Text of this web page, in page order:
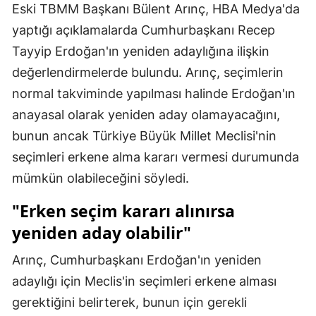
İstanbul
İzmir
Kastamonu
Kayseri
Kırşehir
Konya
Kütahya
Eski TBMM Başkanı Bülent Arınç, HBA Medya'da
yaptığı açıklamalarda Cumhurbaşkanı Recep
Tayyip Erdoğan'ın yeniden adaylığına ilişkin
değerlendirmelerde bulundu. Arınç, seçimlerin
normal takviminde yapılması halinde Erdoğan'ın
anayasal olarak yeniden aday olamayacağını,
bunun ancak Türkiye Büyük Millet Meclisi'nin
seçimleri erkene alma kararı vermesi durumunda
mümkün olabileceğini söyledi.
"Erken seçim kararı alınırsa
yeniden aday olabilir"
Arınç, Cumhurbaşkanı Erdoğan'ın yeniden
adaylığı için Meclis'in seçimleri erkene alması
gerektiğini belirterek, bunun için gerekli